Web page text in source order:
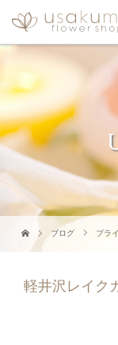
ブログ プラ
軽井沢レイク